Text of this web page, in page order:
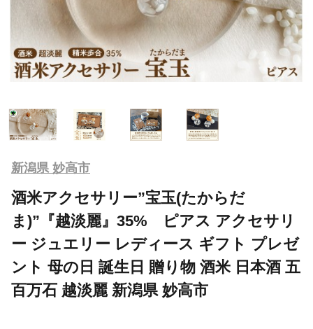
新潟県 妙高市
酒米アクセサリー”宝玉(たからだ
ま)”『越淡麗』35% ピアス アクセサリ
ー ジュエリー レディース ギフト プレゼ
ント 母の日 誕生日 贈り物 酒米 日本酒 五
百万石 越淡麗 新潟県 妙高市